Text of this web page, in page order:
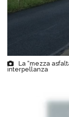
La “mezza
interpellanza